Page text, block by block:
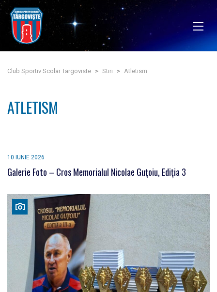
Club Sportiv Scolar Targoviste > Stiri > Atletism
ATLETISM
10 IUNIE 2026
Galerie Foto – Cros Memorialul Nicolae Guțoiu, Ediția 3